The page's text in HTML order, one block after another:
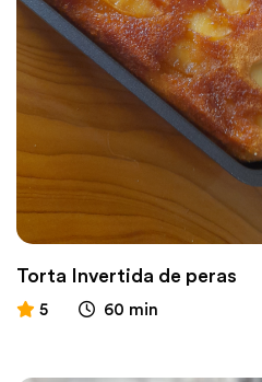
Torta Invertida de peras
5 60 min